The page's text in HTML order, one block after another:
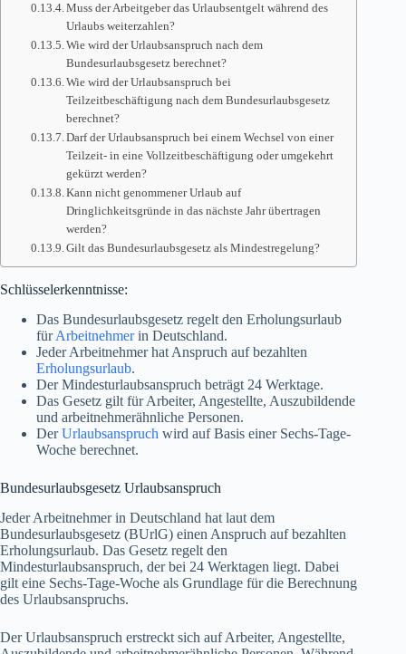
Muss der Arbeitgeber das Urlaubsentgelt während des
Urlaubs weiterzahlen?
Wie wird der Urlaubsanspruch nach dem
Bundesurlaubsgesetz berechnet?
Wie wird der Urlaubsanspruch bei
Teilzeitbeschäftigung nach dem Bundesurlaubsgesetz
berechnet?
Darf der Urlaubsanspruch bei einem Wechsel von einer
Teilzeit- in eine Vollzeitbeschäftigung oder umgekehrt
gekürzt werden?
Kann nicht genommener Urlaub auf
Dringlichkeitsgründe in das nächste Jahr übertragen
werden?
Gilt das Bundesurlaubsgesetz als Mindestregelung?
Schlüsselerkenntnisse:
Das Bundesurlaubsgesetz regelt den Erholungsurlaub
fürArbeitnehmerin Deutschland.
Jeder Arbeitnehmer hat Anspruch auf bezahlten
Erholungsurlaub.
Der Mindesturlaubsanspruch beträgt 24 Werktage.
Das Gesetz gilt für Arbeiter, Angestellte, Auszubildende
und arbeitnehmerähnliche Personen.
DerUrlaubsanspruch wird auf Basis einer Sechs-Tage-
Woche berechnet.
Bundesurlaubsgesetz Urlaubsanspruch
Jeder Arbeitnehmer in Deutschland hat laut dem
Bundesurlaubsgesetz (BUrlG) einen Anspruch auf bezahlten
Erholungsurlaub. Das Gesetz regelt den
Mindesturlaubsanspruch, der bei 24 Werktagen liegt. Dabei
gilt eine Sechs-Tage-Woche als Grundlage für die Berechnung
des Urlaubsanspruchs.
Der Urlaubsanspruch erstreckt sich auf Arbeiter, Angestellte,